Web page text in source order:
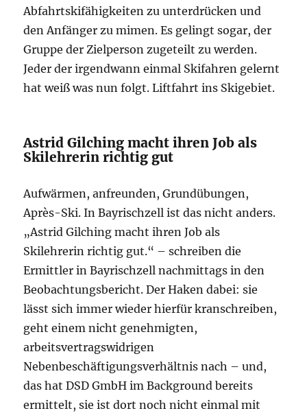
Abfahrtskifähigkeiten zu unterdrücken und
den Anfänger zu mimen. Es gelingt sogar, der
Gruppe der Zielperson zugeteilt zu werden.
Jeder der irgendwann einmal Skifahren gelernt
hat weiß was nun folgt. Liftfahrt ins Skigebiet.
Astrid Gilching macht ihren Job als
Skilehrerin richtig gut
Aufwärmen, anfreunden, Grundübungen,
Après-Ski. In Bayrischzell ist das nicht anders.
„Astrid Gilching macht ihren Job als
Skilehrerin richtig gut.“ – schreiben die
Ermittler in Bayrischzell nachmittags in den
Beobachtungsbericht. Der Haken dabei: sie
lässt sich immer wieder hierfür kranschreiben,
geht einem nicht genehmigten,
arbeitsvertragswidrigen
Nebenbeschäftigungsverhältnis nach – und,
das hat DSD GmbH im Background bereits
ermittelt, sie ist dort noch nicht einmal mit